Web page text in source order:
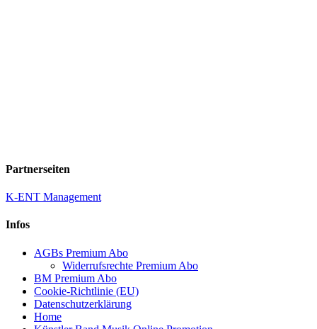
Partnerseiten
K-ENT Management
Infos
AGBs Premium Abo
Widerrufsrechte Premium Abo
BM Premium Abo
Cookie-Richtlinie (EU)
Datenschutzerklärung
Home